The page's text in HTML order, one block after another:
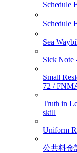
Schedule
Schedule
Sea
Sick Note
Small
72 /
Truth in
skill
Uniform
公共料金